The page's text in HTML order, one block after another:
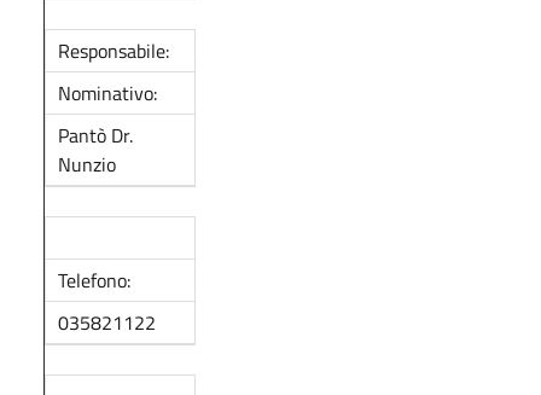
Responsabile:
Nominativo:
Pantò Dr.
Nunzio
Telefono:
035821122